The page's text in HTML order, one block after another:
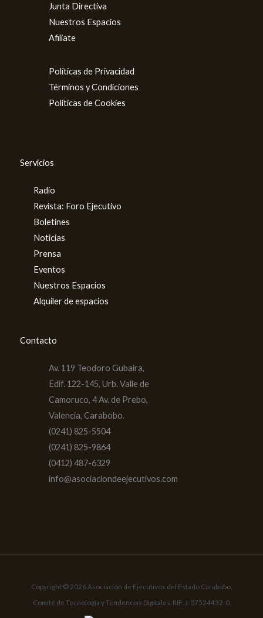
Junta Directiva
Nuestros Espacios
Afiliate
Políticas de Privacidad
Términos y Condiciones
Políticas de Cookies
Servicios
Radio
Revista: Foro Ejecutivo
Boletines
Noticias
Prensa
Eventos
Nuestros Espacios
Alquiler de espacios
Contacto
Av. 119 Teodoro Gubaira,
Edif. 122-145, Urb. Valle de
Camoruco, 4 Av. de Prebo,
Valencia, Carabobo.
(0241) 825-5504
(0241) 825-9864
(0412) 487-6329
info@asociaciondeejecutivos.com
Copyright © 2026 Asociación de Ejecutivos del Estado Carabobo,
Comité de Tecnología y Tendencias Digitales. RIF: J-07524432-0.